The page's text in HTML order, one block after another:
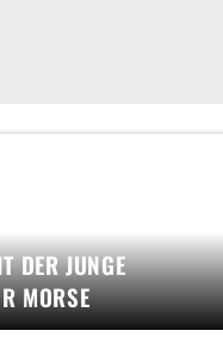
DER JUNGE
MORSE